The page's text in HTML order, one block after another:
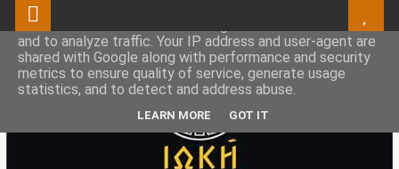
This site uses cookies from Google to deliver its services
and to analyze traffic. Your IP address and user-agent are
shared with Google along with performance and security
metrics to ensure quality of service, generate usage
statistics, and to detect and address abuse.
LEARN MORE GOT IT